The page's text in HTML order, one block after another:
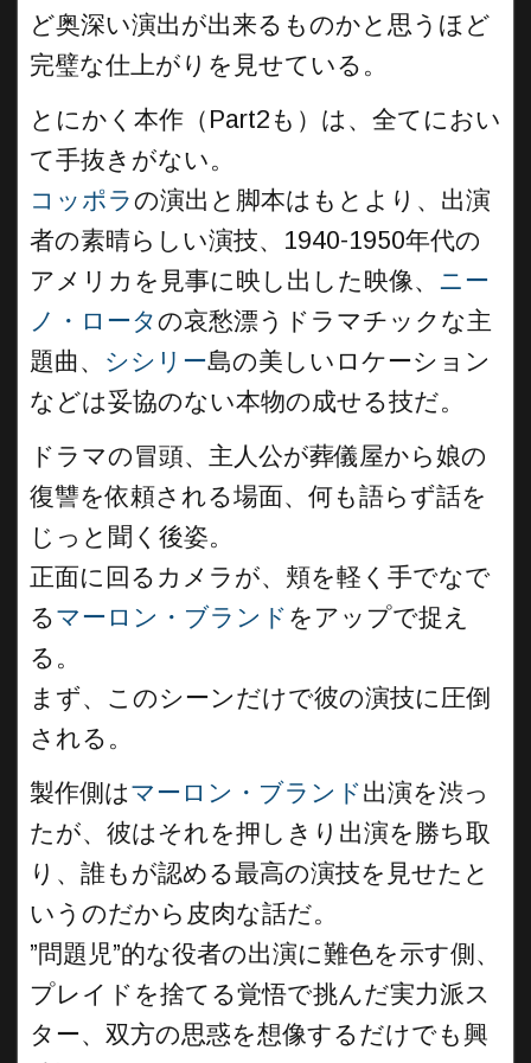
ど奥深い演出が出来るものかと思うほど
完璧な仕上がりを見せている。
とにかく本作（Part2も）は、全てにおい
て手抜きがない。
コッポラの演出と脚本はもとより、出演
者の素晴らしい演技、1940-1950年代の
アメリカを見事に映し出した映像、 ニー
ノ・ロータの哀愁漂うドラマチックな主
題曲、 シシリー島の美しいロケーション
などは妥協のない本物の成せる技だ。
ドラマの冒頭、主人公が葬儀屋から娘の
復讐を依頼される場面、何も語らず話を
じっと聞く後姿。
正面に回るカメラが、頬を軽く手でなで
るマーロン・ブランド をアップで捉え
る。
まず、このシーンだけで彼の演技に圧倒
される。
製作側はマーロン・ブランド出演を渋っ
たが、彼はそれを押しきり出演を勝ち取
り、誰もが認める最高の演技を見せたと
いうのだから皮肉な話だ。
”問題児”的な役者の出演に難色を示す側、
プレイドを捨てる覚悟で挑んだ実力派ス
ター、双方の思惑を想像するだけでも興